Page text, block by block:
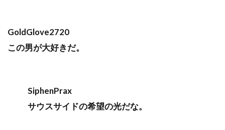
GoldGlove2720
この男が大好きだ。
SiphenPrax
サウスサイドの希望の光だな。